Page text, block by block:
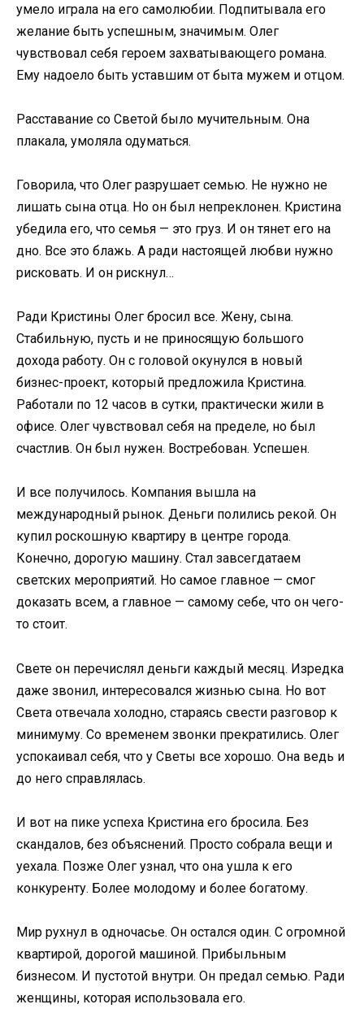
умело играла на его самолюбии. Подпитывала его
желание быть успешным, значимым. Олег
чувствовал себя героем захватывающего романа.
Ему надоело быть уставшим от быта мужем и отцом.
Расставание со Светой было мучительным. Она
плакала, умоляла одуматься.
Говорила, что Олег разрушает семью. Не нужно не
лишать сына отца. Но он был непреклонен. Кристина
убедила его, что семья — это груз. И он тянет его на
дно. Все это блажь. А ради настоящей любви нужно
рисковать. И он рискнул…
Ради Кристины Олег бросил все. Жену, сына.
Стабильную, пусть и не приносящую большого
дохода работу. Он с головой окунулся в новый
бизнес-проект, который предложила Кристина.
Работали по 12 часов в сутки, практически жили в
офисе. Олег чувствовал себя на пределе, но был
счастлив. Он был нужен. Востребован. Успешен.
И все получилось. Компания вышла на
международный рынок. Деньги полились рекой. Он
купил роскошную квартиру в центре города.
Конечно, дорогую машину. Стал завсегдатаем
светских мероприятий. Но самое главное — смог
доказать всем, а главное — самому себе, что он чего-
то стоит.
Свете он перечислял деньги каждый месяц. Изредка
даже звонил, интересовался жизнью сына. Но вот
Света отвечала холодно, стараясь свести разговор к
минимуму. Со временем звонки прекратились. Олег
успокаивал себя, что у Светы все хорошо. Она ведь и
до него справлялась.
И вот на пике успеха Кристина его бросила. Без
скандалов, без объяснений. Просто собрала вещи и
уехала. Позже Олег узнал, что она ушла к его
конкуренту. Более молодому и более богатому.
Мир рухнул в одночасье. Он остался один. С огромной
квартирой, дорогой машиной. Прибыльным
бизнесом. И пустотой внутри. Он предал семью. Ради
женщины, которая использовала его.